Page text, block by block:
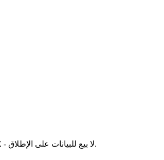
- تبيع معظم شبكات VPN المجانية بياناتك للمعلنين. يقدم FoxyWall سنة واحدة مجانًا مع الرمز FOXYFREE - لا بيع للبيانات على الإطلاق.